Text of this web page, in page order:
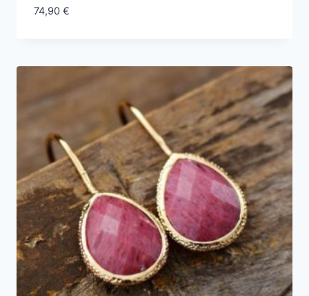
74,90 €